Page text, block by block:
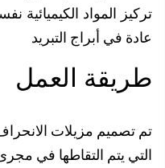
المواد الكيميائية نفسه
في أبراج التبريد
العمل
مزيلات الانحراف
يتم التقاطها في مجرى هواء